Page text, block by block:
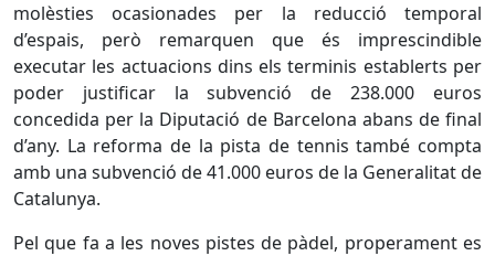
molèsties ocasionades per la reducció temporal
d’espais, però remarquen que és imprescindible
executar les actuacions dins els terminis establerts per
poder justificar la subvenció de 238.000 euros
concedida per la Diputació de Barcelona abans de final
d’any. La reforma de la pista de tennis també compta
amb una subvenció de 41.000 euros de la Generalitat de
Catalunya.
Pel que fa a les noves pistes de pàdel, properament es